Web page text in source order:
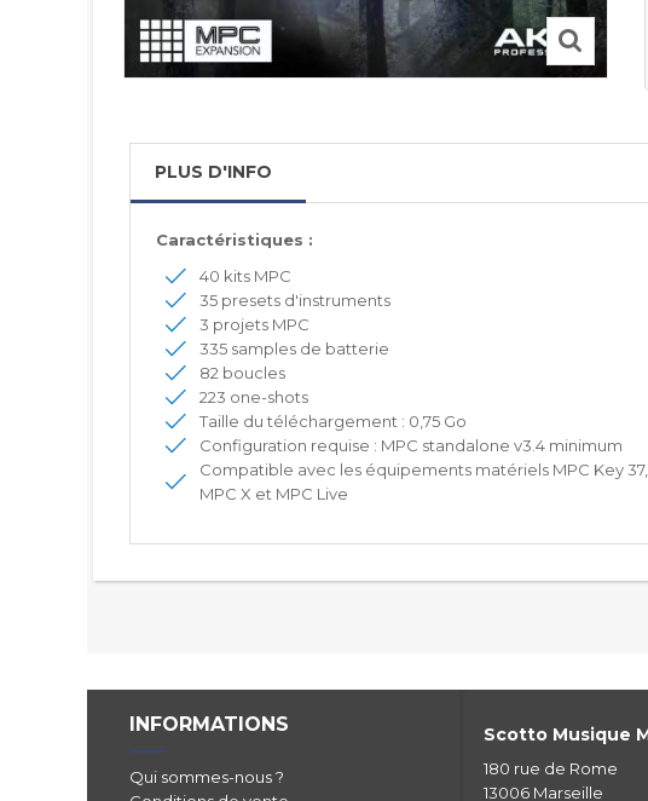
PLUS D'INFO
Caractéristiques :
40 kits MPC
35 presets d'instruments
3 projets MPC
335 samples de batterie
82 boucles
223 one-shots
Taille du téléchargement : 0,75 Go
Configuration requise : MPC standalone v3.4 minimum
Compatible avec les équipements matériels MPC Key 37,
MPC X et MPC Live
INFORMATIONS
Qui sommes-nous ?
Scotto Musique
180 rue de Rome
13006 Marseille